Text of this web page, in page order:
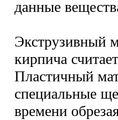
данные
Экструзивный
кирпича
Пластичный
специальные
времени